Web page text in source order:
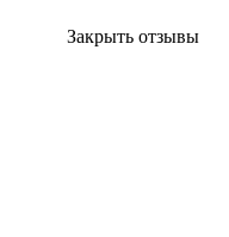
Закрыть отзывы